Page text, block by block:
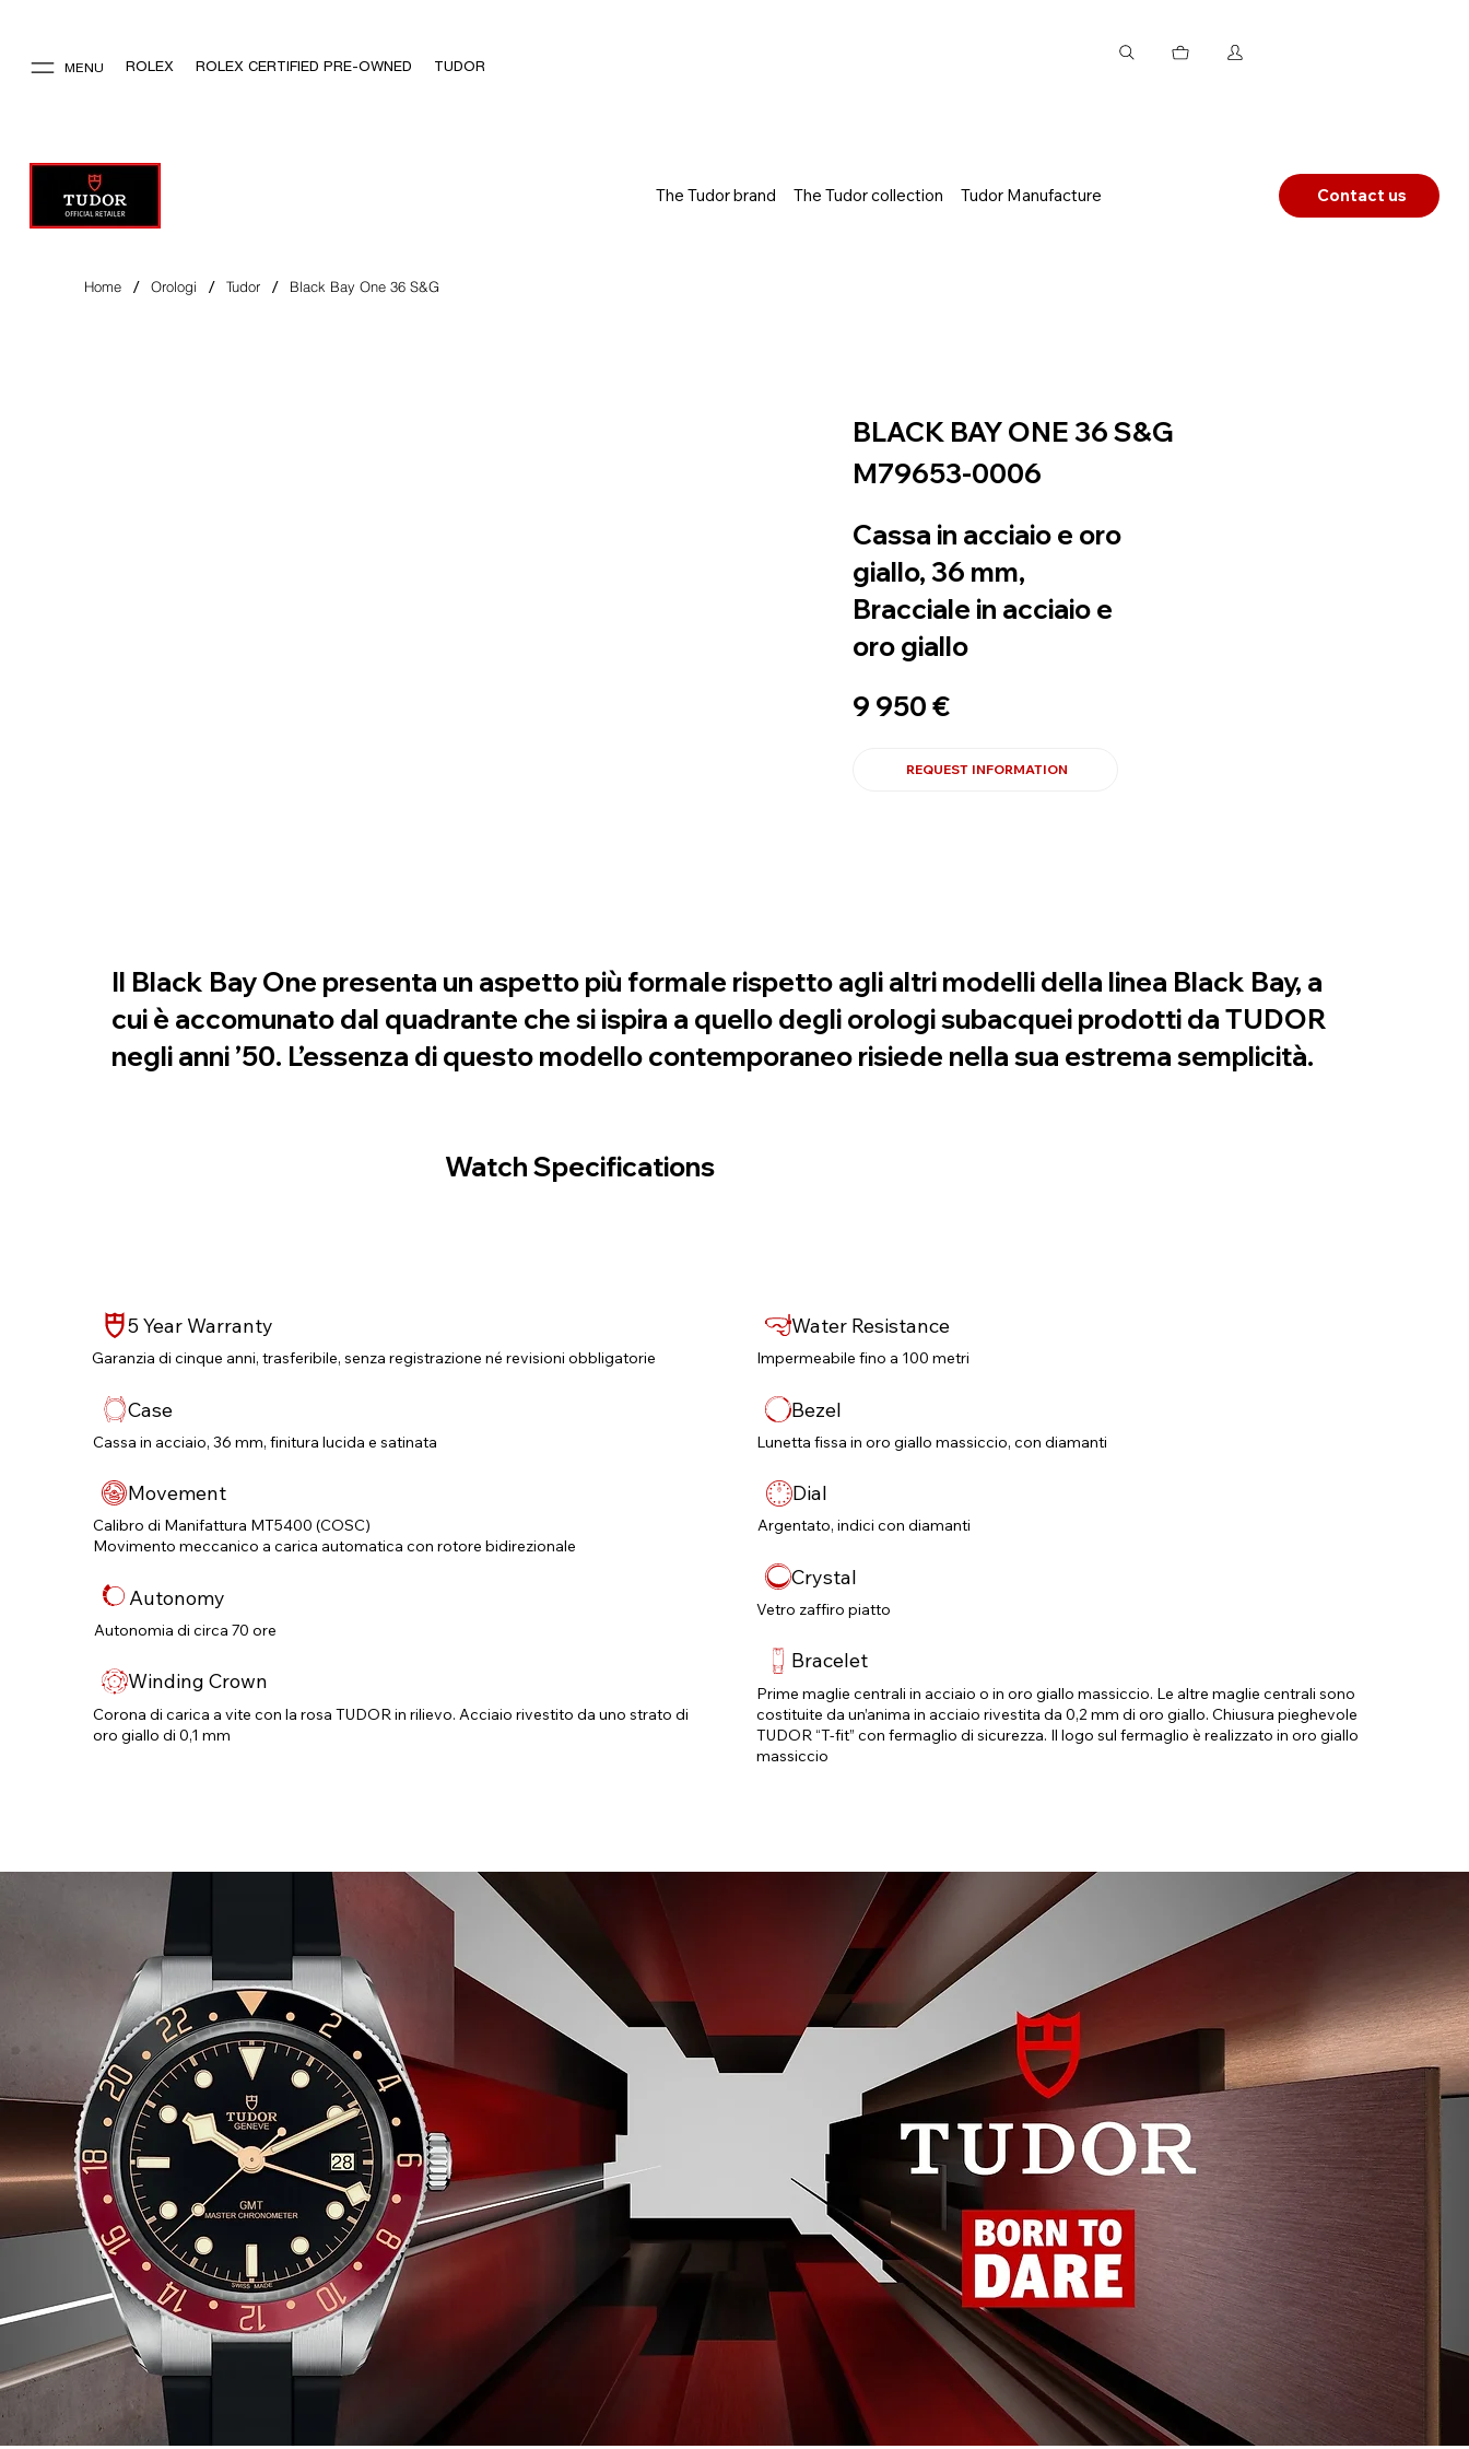
MENU ROLEX ROLEX CERTIFIED PRE-OWNED TUDOR
The Tudor brand The Tudor collection Tudor Manufacture Contact us
Home / Orologi / Tudor / Black Bay One 36 S&G
BLACK BAY ONE 36 S&G
M79653-0006
Cassa in acciaio e oro
giallo, 36 mm,
Bracciale in acciaio e
oro giallo
9 950 €
REQUEST INFORMATION
Il Black Bay One presenta un aspetto più formale rispetto agli altri modelli della linea Black Bay, a
cui è accomunato dal quadrante che si ispira a quello degli orologi subacquei prodotti da TUDOR
negli anni ’50. L’essenza di questo modello contemporaneo risiede nella sua estrema semplicità.
Watch Specifications
5 Year Warranty
Garanzia di cinque anni, trasferibile, senza registrazione né revisioni obbligatorie​
Case
Cassa in acciaio, 36 mm, finitura lucida e satinata
Movement
Calibro di Manifattura MT5400 (COSC)
Movimento meccanico a carica automatica con rotore bidirezionale
Autonomy
Autonomia di circa 70 ore
Winding Crown
Corona di carica a vite con la rosa TUDOR in rilievo. Acciaio rivestito da uno strato di
oro giallo di 0,1 mm
Water Resistance
Impermeabile fino a 100 metri
Bezel
Lunetta fissa in oro giallo massiccio, con diamanti
Dial
Argentato, indici con diamanti
Crystal
Vetro zaffiro piatto
Bracelet
Prime maglie centrali in acciaio o in oro giallo massiccio. Le altre maglie centrali sono
costituite da un’anima in acciaio rivestita da 0,2 mm di oro giallo. Chiusura pieghevole
TUDOR “T‑fit” con fermaglio di sicurezza. Il logo sul fermaglio è realizzato in oro giallo
massiccio